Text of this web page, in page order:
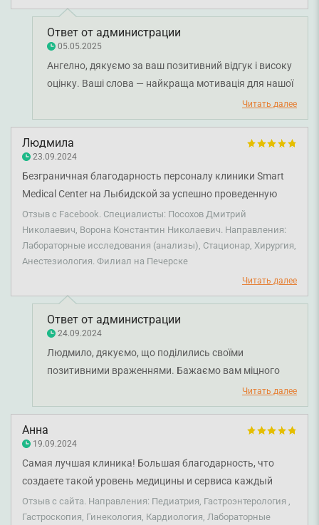
Ответ от администрации
05.05.2025
Ангелно, дякуємо за ваш позитивний відгук і високу
оцінку. Ваші слова — найкраща мотивація для нашої
Читать далее
Людмила
23.09.2024
Безграничная благодарность персоналу клиники Smart
Medical Center на Лыбидской за успешно проведенную
лапароскопическую операцию. За современный
безопасный наркоз без последствий. За круглосуточное
внимание, за быстрые консилиумы, за огромный набор
анализов, взятых в одном месте, за профессиональных
положительных врачей, которые уверены в своих
действиях и уверены в успехе по выздоровлению. Особая
благодарность моему хирургу Посохову Дмитрию
Николаевичу и моему анестезиологу. Первую ночь после
операции анестезиолог провел рядом, контролируя
показатели и добавляя покоя такому трусливому
пациенту, как я. Безупречная чистота, все необходимые
средства гигиены, вкусная диетическая кухня, отличный
сервис и абсолютный комфорт.
Отзыв с Facebook. Специалисты: Посохов Дмитрий
Николаевич, Ворона Константин Николаевич. Направления:
Лабораторные исследования (анализы), Стационар, Хирургия,
Анестезиология. Филиал на Печерске
Читать далее
Ответ от администрации
24.09.2024
Людмило, дякуємо, що поділились своїми
позитивними враженнями. Бажаємо вам міцного
Читать далее
Анна
19.09.2024
Самая лучшая клиника! Большая благодарность, что
создаете такой уровень медицины и сервиса каждый
день. Уже 2 года вожу всю семью по разным
направлениям. Все врачи высокой квалификации и
Отзыв с сайта. Направления: Педиатрия, Гастроэнтерология ,
Гастроскопия, Гинекология, Кардиология, Лабораторные